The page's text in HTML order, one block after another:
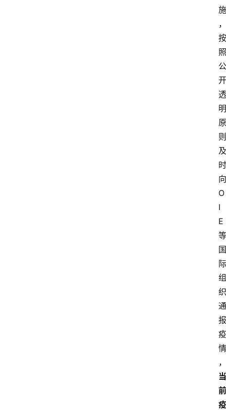
施
，
按
照
公
开
透
明
原
则
及
时
向
O
I
E
等
国
际
组
织
通
报
疫
情
，
当
前
疫